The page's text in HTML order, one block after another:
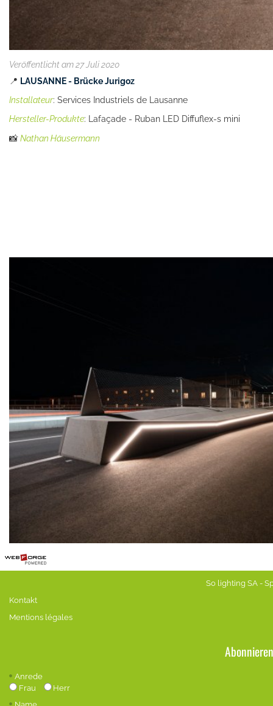
Veröffentlicht am 27 Juli 2020
📍 LAUSANNE - Brücke Jurigoz
Installateur: Services Industriels de Lausanne
Hersteller-Produkte: Lafaçade - Ruban LED Diffuflex-s mini
📸Nathan Häusermann
So lighting SA -
Kontakt
Mentions légales
Anrede
Frau
Herr